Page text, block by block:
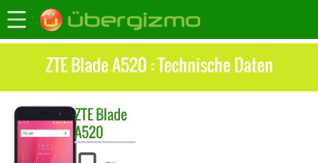
ZTE Blade A520 : Technische Daten
ZTEBlade
A520